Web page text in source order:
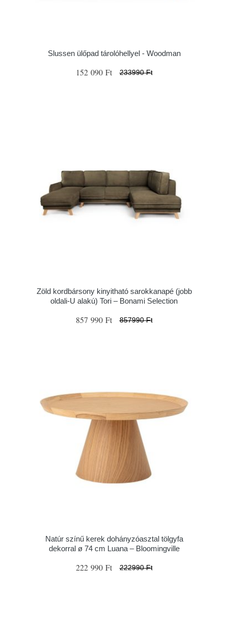
Slussen ülőpad tárolóhellyel - Woodman
152 090 Ft 233990 Ft
Zöld kordbársony kinyitható sarokkanapé (jobb
oldali-U alakú) Tori – Bonami Selection
857 990 Ft 857990 Ft
Natúr színű kerek dohányzóasztal tölgyfa
dekorral ø 74 cm Luana – Bloomingville
222 990 Ft 222990 Ft